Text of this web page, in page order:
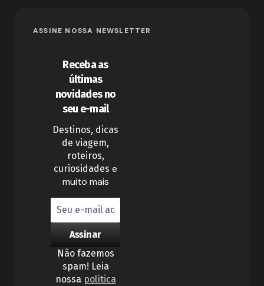
ASSINE NOSSA NEWSLETTER
Receba as
últimas
novidades no
seu e-mail
Destinos, dicas
de viagem,
roteiros,
curiosidades e
muito mais
Não fazemos
spam! Leia
nossa política